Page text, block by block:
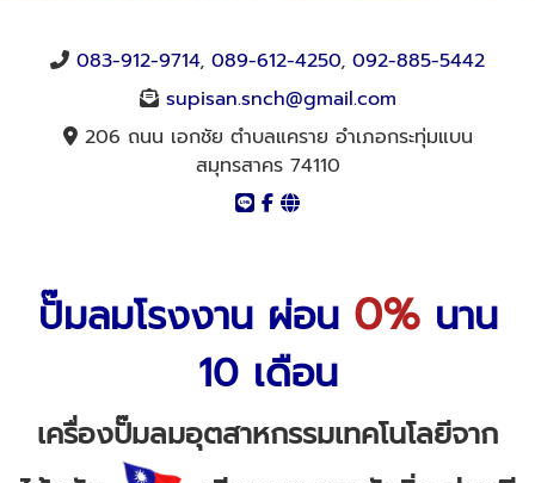
083-912-9714, 089-612-4250, 092-885-5442
supisan.snch@gmail.com
206 ถนน เอกชัย ตำบลแคราย อำเภอกระทุ่มแบน
สมุทรสาคร 74110
ปั๊มลมโรงงาน ผ่อน 0%นาน
10 เดือน
เครื่องปั๊มลมอุตสาหกรรมเทคโนโลยีจาก